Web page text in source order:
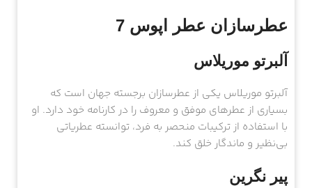
عطرسازان عطر اپوس 7
آلبرتو موریلاس
آلبرتو موریلاس یکی از عطرسازان برجسته جهان است که
بسیاری از عطرهای موفق و معروف را در کارنامه خود دارد. او
با استفاده از ترکیبات منحصر به فرد، توانسته عطریاتی
بی‌نظیر و ماندگار خلق کند.
پیر نگرین